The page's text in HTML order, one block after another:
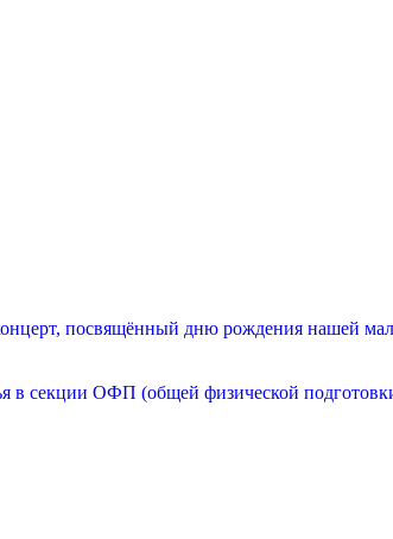
посвящённый дню рождения нашей
в секции ОФП (общей физической